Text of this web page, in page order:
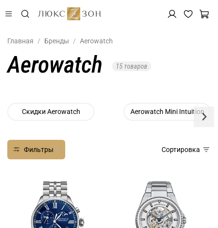
Главная Бренды Aerowatch
Aerowatch 15 товаров
Скидки Aerowatch Aerowatch Mini Intuition
Фильтры Сортировка